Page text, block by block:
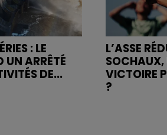
: LE
UN ARRÊTÉ
DE...
L’ASSE
SOCHAUX,
VICTOIRE
?